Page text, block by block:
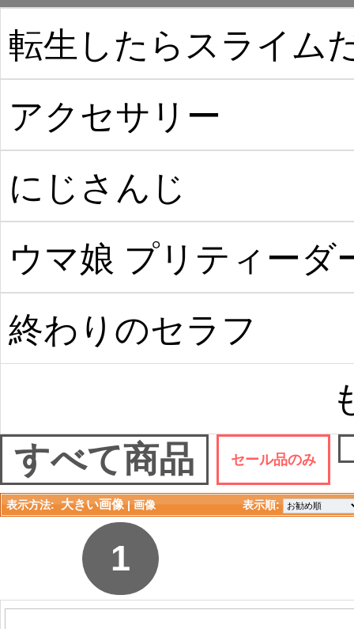
転生したらスライム
った件
アクセサリー
にじさんじ
ウマ娘 プリティーダ
ビー
終わりのセラフ
すべて商品 セール品のみ
表示方法: 大きい画像 | 画像 表示順:
1